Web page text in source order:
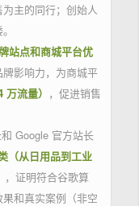
主的同行；创始人
站点和商城平台优
影响力，为商城平
流量） ，促进销售
Google 官方站长
（从日用品到工业
，证明符合谷歌算
和真实案例（非空